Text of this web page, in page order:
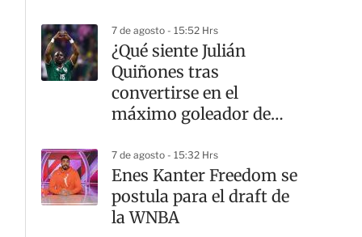
7 de agosto - 15:52 Hrs
¿Qué siente Julián
Quiñones tras
convertirse en el
máximo goleador de
7 de agosto - 15:32 Hrs
Enes Kanter Freedom se
postula para el draft de
la WNBA